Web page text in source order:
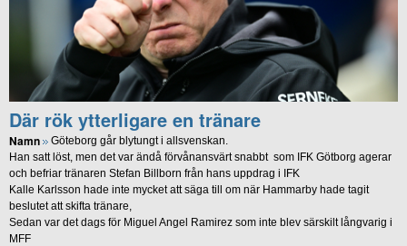
Där rök ytterligare en tränare
Namn
Göteborg går blytungt i allsvenskan.
Han satt löst, men det var ändå förvånansvärt snabbt som IFK Götborg agerar
och befriar tränaren Stefan Billborn från hans uppdrag i IFK
Kalle Karlsson hade inte mycket att säga till om när Hammarby hade tagit
beslutet att skifta tränare,
Sedan var det dags för Miguel Angel Ramirez som inte blev särskilt långvarig i
MFF